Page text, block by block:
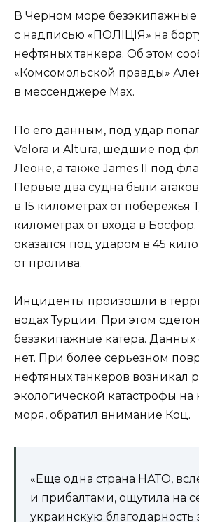
В Черном море безэкипажные
с надписью «ПОЛIЦIЯ» на
нефтяных танкера. Об этом
«Комсомольской правды»
в мессенджере Max.
По его данным, под удар
Velora и Altura, шедшие под
Леоне, а также James II под
Первые два судна были
в 15 километрах от побережья
километрах от входа в
оказался под ударом в 45
от пролива.
Инциденты произошли в
водах Турции. При этом
безэкипажные катера. Данных
нет. При более серьезном
нефтяных танкеров возникал
экологической катастрофы на
моря, обратил внимание Коц.
«Еще одна страна НАТО,
и прибалтами, ощутила на
украинскую благодарность